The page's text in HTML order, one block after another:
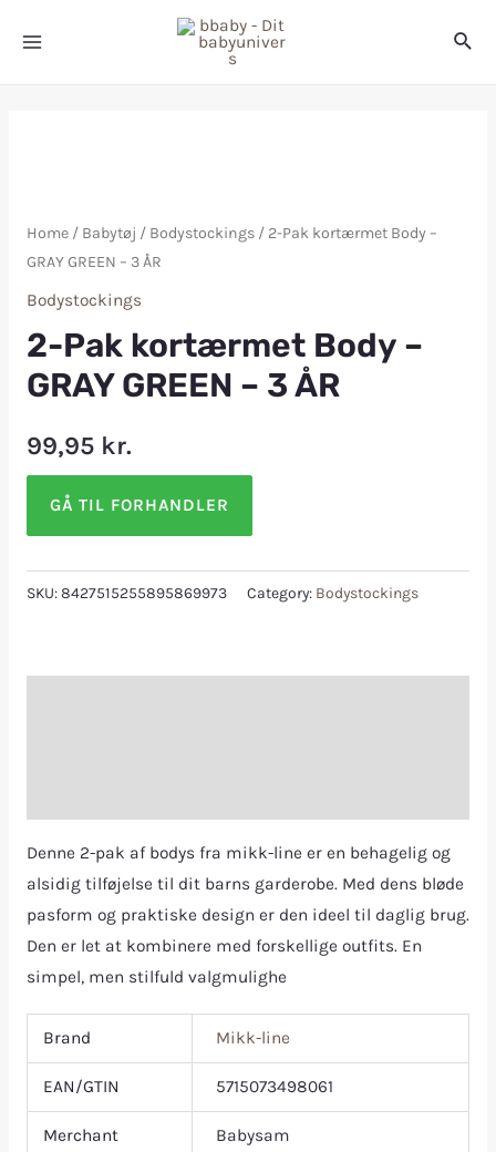
Home/ Babytøj / Bodystockings/ 2-Pak kortærmet Body –
GRAY GREEN – 3 ÅR
Bodystockings
2-Pak kortærmet Body –
GRAY GREEN – 3 ÅR
99,95 kr.
GÅ TIL FORHANDLER
SKU:8427515255895869973 Category: Bodystockings
Denne 2-pak af bodys fra mikk-line er en behagelig og
alsidig tilføjelse til dit barns garderobe. Med dens bløde
pasform og praktiske design er den ideel til daglig brug.
Den er let at kombinere med forskellige outfits. En
simpel, men stilfuld valgmulighe
Brand Mikk-line
EAN/GTIN 5715073498061
Merchant Babysam